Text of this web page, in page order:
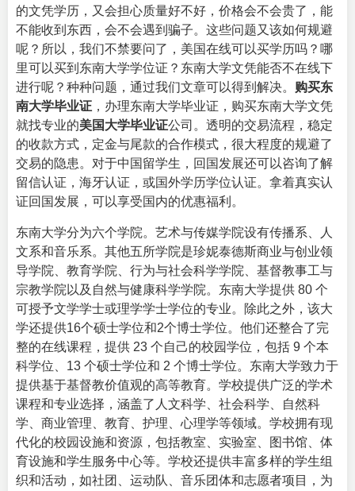
的文凭学历，又会担心质量好不好，价格会不会贵了，能
不能收到东西，会不会遇到骗子。这些问题又该如何规避
呢？所以，我们不禁要问了，美国在线可以买学历吗？哪
里可以买到东南大学学位证？东南大学文凭能否不在线下
进行呢？种种问题，通过我们文章可以得到解决。 购买东
南大学毕业证 ，办理东南大学毕业证，购买东南大学文凭
就找专业的美国大学毕业证公司。透明的交易流程，稳定
的收款方式，定金与尾款的合作模式，很大程度的规避了
交易的隐患。对于中国留学生，回国发展还可以咨询了解
留信认证，海牙认证，或国外学历学位认证。拿着真实认
证回国发展，可以享受国内的优惠福利。
东南大学分为六个学院。艺术与传媒学院设有传播系、人
文系和音乐系。其他五所学院是珍妮泰德斯商业与创业领
导学院、教育学院、行为与社会科学学院、基督教事工与
宗教学院以及自然与健康科学学院。东南大学提供 80 个
可授予文学学士或理学学士学位的专业。除此之外，该大
学还提供16个硕士学位和2个博士学位。他们还整合了完
整的在线课程，提供 23 个自己的校园学位，包括 9 个本
科学位、13 个硕士学位和 2 个博士学位。东南大学致力于
提供基于基督教价值观的高等教育。学校提供广泛的学术
课程和专业选择，涵盖了人文科学、社会科学、自然科
学、商业管理、教育、护理、心理学等领域。学校拥有现
代化的校园设施和资源，包括教室、实验室、图书馆、体
育设施和学生服务中心等。学校还提供丰富多样的学生组
织和活动，如社团、运动队、音乐团体和志愿者项目，为